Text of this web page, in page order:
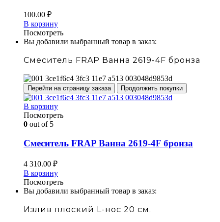
100.00 ₽
В корзину
Посмотреть
Вы добавили выбранный товар в заказ:
Смеситель FRAP Ванна 2619-4F бронза
Перейти на страницу заказа Продолжить покупки
В корзину
Посмотреть
0 out of 5
Смеситель FRAP Ванна 2619-4F бронза
4 310.00 ₽
В корзину
Посмотреть
Вы добавили выбранный товар в заказ:
Излив плоский L-нос 20 см.